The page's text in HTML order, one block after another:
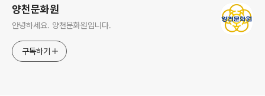
양천문화원
안녕하세요. 양천문화원입니다.
구독하기